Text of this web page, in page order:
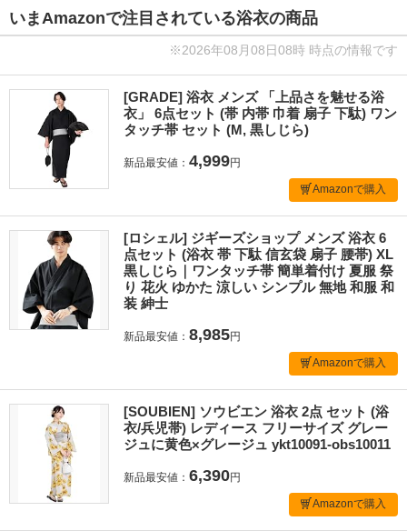
いまAmazonで注目されている浴衣の商品
※2026年08月08日08時 時点の情報です
[GRADE] 浴衣 メンズ 「上品さを魅せる浴
衣」 6点セット (帯 内帯 巾着 扇子 下駄) ワン
タッチ帯 セット (M, 黒しじら)
新品最安値： 4,999円
Amazonで購入
[ロシェル] ジギーズショップ メンズ 浴衣 6
点セット (浴衣 帯 下駄 信玄袋 扇子 腰帯) XL
黒しじら｜ワンタッチ帯 簡単着付け 夏服 祭
り 花火 ゆかた 涼しい シンプル 無地 和服 和
装 紳士
新品最安値： 8,985円
Amazonで購入
[SOUBIEN] ソウビエン 浴衣 2点 セット (浴
衣/兵児帯) レディース フリーサイズ グレー
ジュに黄色×グレージュ ykt10091-obs10011
新品最安値： 6,390円
Amazonで購入